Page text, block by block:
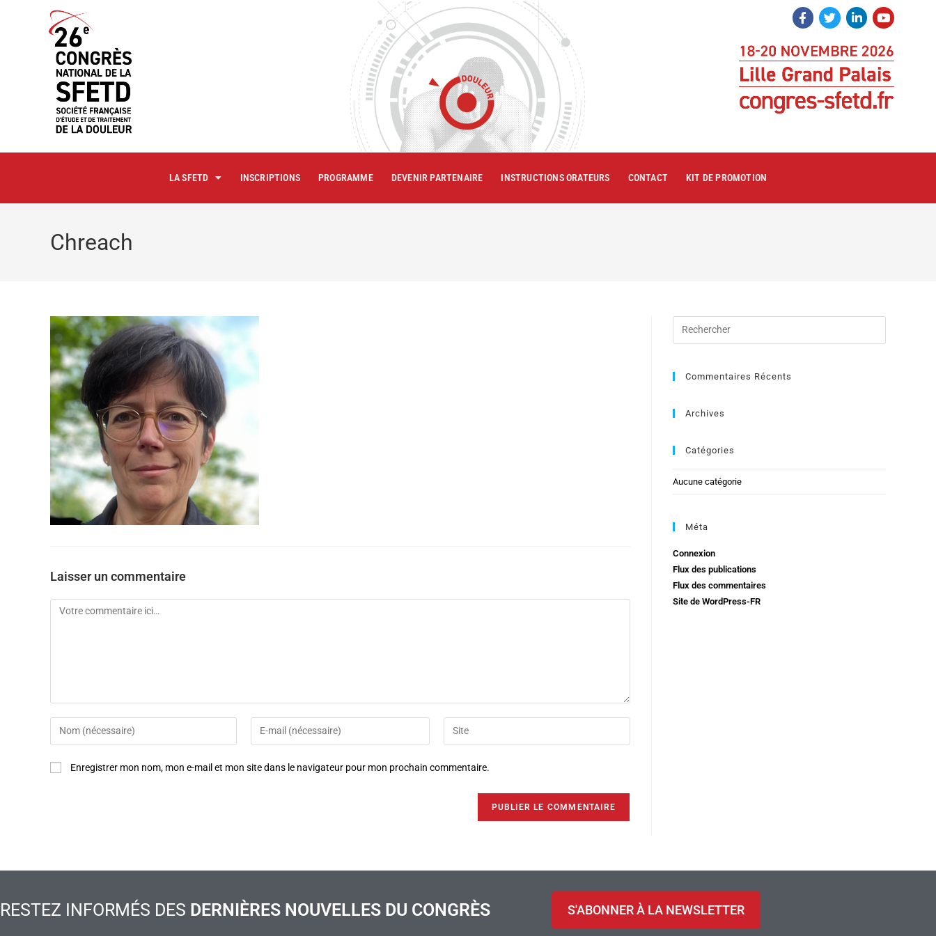
LA SFETD INSCRIPTIONS PROGRAMME DEVENIR PARTENAIRE INSTRUCTIONS ORATEURS CONTACT KIT DE PROMOTION
Chreach
Laisser un commentaire
Enregistrer mon nom, mon e-mail et mon site dans le navigateur pour mon prochain commentaire.
Commentaires Récents
Archives
Catégories
Aucune catégorie
Méta
Connexion
Flux des publications
Flux des commentaires
Site de WordPress-FR
RESTEZ INFORMÉS DES DERNIÈRES NOUVELLES DU CONGRÈS S'ABONNER À LA NEWSLETTER